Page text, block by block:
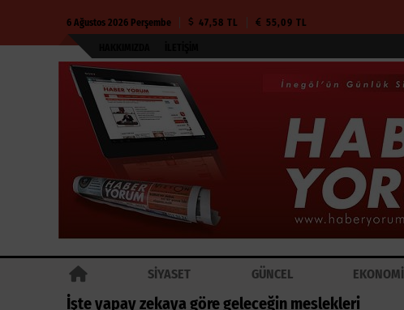
6 Ağustos 2026 Perşembe 47,58 TL 55,09 TL
SİYASET GÜNCEL EKONOMİ
İşte yapay zekaya göre geleceğin meslekleri